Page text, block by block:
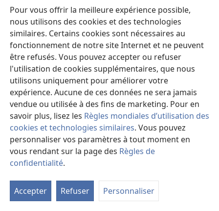
Pour vous offrir la meilleure expérience possible,
nous utilisons des cookies et des technologies
similaires. Certains cookies sont nécessaires au
fonctionnement de notre site Internet et ne peuvent
être refusés. Vous pouvez accepter ou refuser
l'utilisation de cookies supplémentaires, que nous
utilisons uniquement pour améliorer votre
expérience. Aucune de ces données ne sera jamais
vendue ou utilisée à des fins de marketing. Pour en
savoir plus, lisez les Règles mondiales d’utilisation des
cookies et technologies similaires. Vous pouvez
personnaliser vos paramètres à tout moment en
vous rendant sur la page des Règles de
confidentialité.
Accepter Refuser Personnaliser
Dons
(ouvre
une
nouvelle
fenêtre)
Bibliothèque en ligne
une
nouvelle
fenêtre)
JW Hub®
(ouvre
une
nouvelle
fenêtre)
JW Library®
Watchtower Library
Copyright© 2026 Watch Tower Bible and Tract Society of Pennsylvania.
PARAMÈTRES DE CONFIDENTIALITÉ